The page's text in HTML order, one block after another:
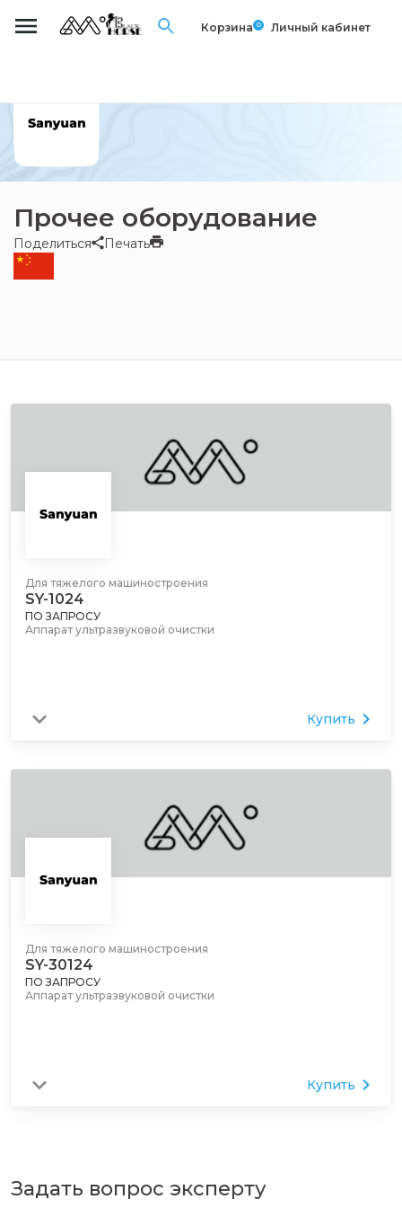
Корзина 0 Личный кабинет
Прочее оборудование
Поделиться Печать
Для тяжелого машиностроения
SY-1024
ПО ЗАПРОСУ
Аппарат ультразвуковой очистки
Купить
Для тяжелого машиностроения
SY-30124
ПО ЗАПРОСУ
Аппарат ультразвуковой очистки
Купить
Задать вопрос эксперту